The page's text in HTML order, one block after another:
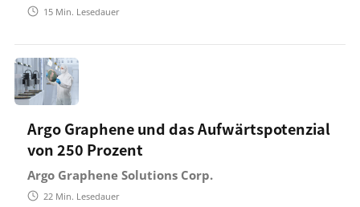
15 Min. Lesedauer
Argo Graphene und das Aufwärtspotenzial
von 250 Prozent
Argo Graphene Solutions Corp.
22 Min. Lesedauer